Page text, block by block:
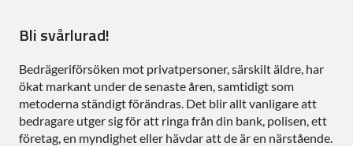
Bli svårlurad!
Bedrägeriförsöken mot privatpersoner, särskilt äldre, har
ökat markant under de senaste åren, samtidigt som
metoderna ständigt förändras. Det blir allt vanligare att
bedragare utger sig för att ringa från din bank, polisen, ett
företag, en myndighet eller hävdar att de är en närstående.